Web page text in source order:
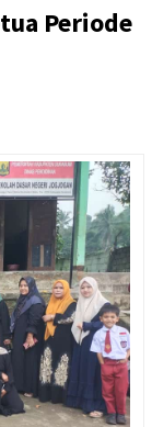
Periode